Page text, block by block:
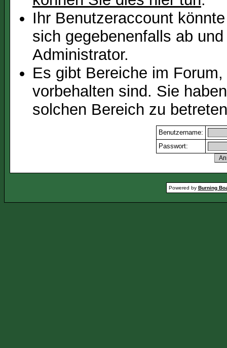
Ihr Benutzeraccount
sich gegebenenfalls ab
Administrator.
Es gibt Bereiche im
vorbehalten sind. Sie
solchen Bereich zu
Benutzername:
Passwort:
Powered by Burning